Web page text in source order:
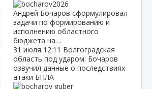
Андрей Бочаров сформулировал
задачи по формированию и
исполнению областного
бюджета на…
31 июля 12:11 Волгоградская
область под ударом: Бочаров
озвучил данные о последствиях
атаки БПЛА